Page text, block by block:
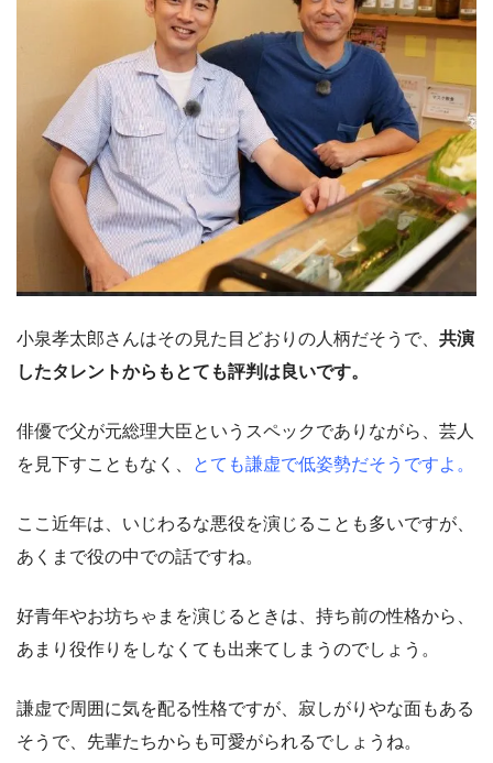
小泉孝太郎さんはその見た目どおりの人柄だそうで、 共演
したタレントからもとても評判は良いです。
俳優で父が元総理大臣というスペックでありながら、芸人
を見下すこともなく、
とても謙虚で低姿勢だそうですよ。
ここ近年は、いじわるな悪役を演じることも多いですが、
あくまで役の中での話ですね。
好青年やお坊ちゃまを演じるときは、持ち前の性格から、
あまり役作りをしなくても出来てしまうのでしょう。
謙虚で周囲に気を配る性格ですが、寂しがりやな面もある
そうで、先輩たちからも可愛がられるでしょうね。